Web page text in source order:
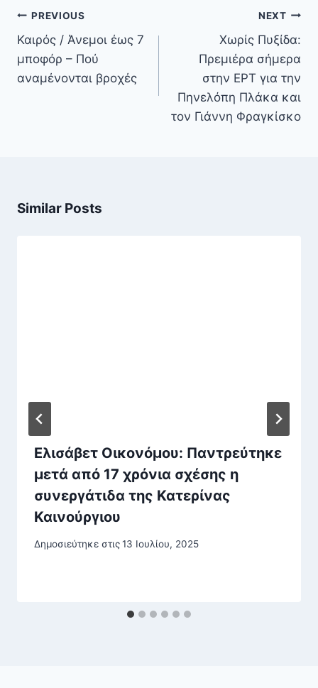
Πλοήγηση
άρθρων
PREVIOUS
Καιρός / Άνεμοι έως 7
μποφόρ – Πού
αναμένονται βροχές
NEXT
Χωρίς Πυξίδα:
Πρεμιέρα σήμερα
στην ΕΡΤ για την
Πηνελόπη Πλάκα και
τον Γιάννη Φραγκίσκο
Similar Posts
Ελισάβετ Οικονόμου: Παντρεύτηκε
μετά από 17 χρόνια σχέσης η
συνεργάτιδα της Κατερίνας
Καινούργιου
Δημοσιεύτηκε στις13 Ιουλίου, 2025